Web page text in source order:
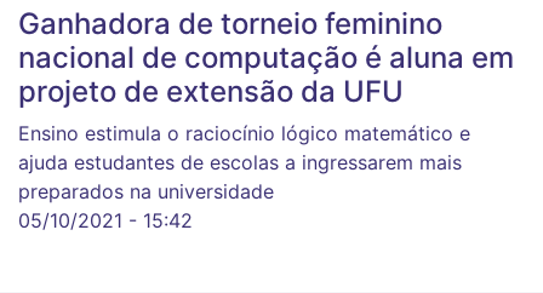
Ganhadora de torneio feminino
nacional de computação é aluna em
projeto de extensão da UFU
Ensino estimula o raciocínio lógico matemático e
ajuda estudantes de escolas a ingressarem mais
preparados na universidade
05/10/2021 - 15:42